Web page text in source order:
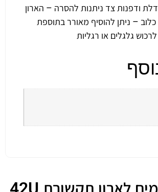
ודפנות צד ניתנות להסרה – הארון
כלוב – ניתן להוסיף מאורר בתוספת
גלגלים או רגליות